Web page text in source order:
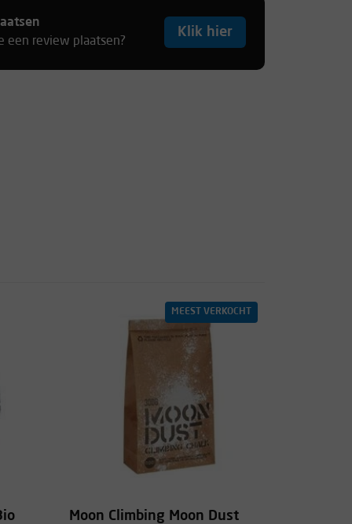
een review plaatsen?
Klik hier
MEEST VERKOCHT
Moon Climbing Moon Dust